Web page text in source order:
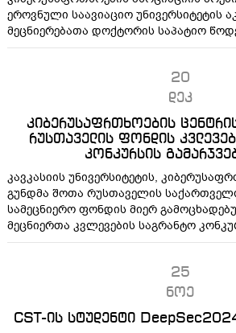
ეროვნული საავიაციო უნივერსიტეტის
მეცნიერებათა დოქტორის საპატიო
20
დეკ
კიბერუსაფრთხოების
რუსთაველის ფონდის
კონკურსის
კავკასიის უნივერსიტეტის,
გუნდმა შოთა რუსთაველის
სამეცნიერო ფონდის მიერ
მეცნიერთა კვლევების საგრანტო
25
ნოე
CST-ის სტუდენტი